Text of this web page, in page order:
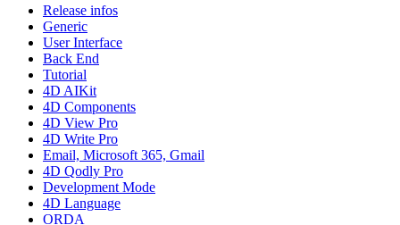
Release infos
Generic
User Interface
Back End
Tutorial
4D AIKit
4D Components
4D View Pro
4D Write Pro
Email, Microsoft 365, Gmail
4D Qodly Pro
Development Mode
4D Language
ORDA